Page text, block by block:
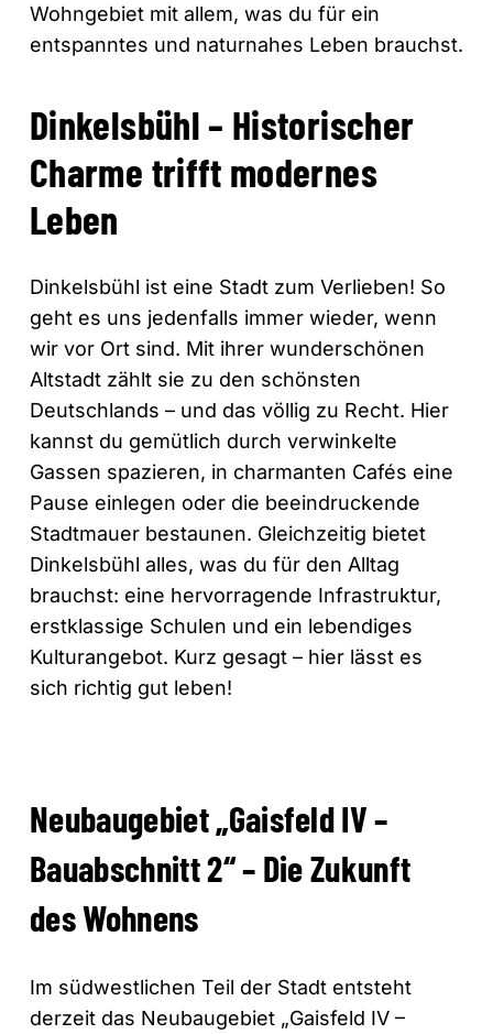
Wohngebiet mit allem, was du für ein
entspanntes und naturnahes Leben brauchst.
Dinkelsbühl – Historischer
Charme trifft modernes
Leben
Dinkelsbühl ist eine Stadt zum Verlieben! So
geht es uns jedenfalls immer wieder, wenn
wir vor Ort sind. Mit ihrer wunderschönen
Altstadt zählt sie zu den schönsten
Deutschlands – und das völlig zu Recht. Hier
kannst du gemütlich durch verwinkelte
Gassen spazieren, in charmanten Cafés eine
Pause einlegen oder die beeindruckende
Stadtmauer bestaunen. Gleichzeitig bietet
Dinkelsbühl alles, was du für den Alltag
brauchst: eine hervorragende Infrastruktur,
erstklassige Schulen und ein lebendiges
Kulturangebot. Kurz gesagt – hier lässt es
sich richtig gut leben!
Neubaugebiet „Gaisfeld IV –
Bauabschnitt 2“ – Die Zukunft
des Wohnens
Im südwestlichen Teil der Stadt entsteht
derzeit das Neubaugebiet „Gaisfeld IV –